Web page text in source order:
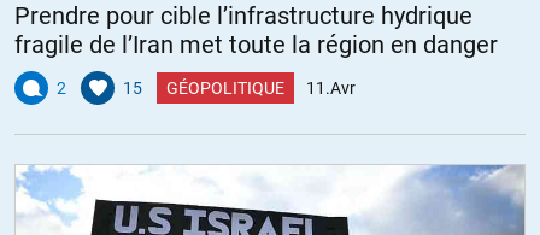
Prendre pour cible l’infrastructure hydrique
fragile de l’Iran met toute la région en danger
2 15 GÉOPOLITIQUE 11.Avr